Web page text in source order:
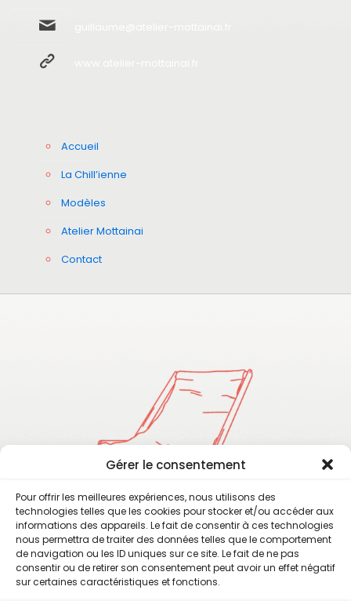
Gérer le consentement
Pour offrir les meilleures expériences, nous utilisons des
technologies telles que les cookies pour stocker et/ou accéder aux
informations des appareils. Le fait de consentir à ces technologies
nous permettra de traiter des données telles que le comportement
de navigation ou les ID uniques sur ce site. Le fait de ne pas
consentir ou de retirer son consentement peut avoir un effet négatif
sur certaines caractéristiques et fonctions.
Accueil
La Chill’ienne
Modèles
Atelier Mottainai
Contact